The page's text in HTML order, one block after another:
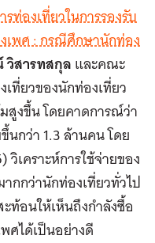
ท่องเที่ยวในการรองรับ
เพศ : กรณีศึกษานักท่อง
วิสารทสกุลและคณะ
ที่ยวของนักท่องเที่ยว
สูงขึ้น โดยคาดการณ์ว่า
กว่า 1.3 ล้านคน โดย
เคราะห์การใช้จ่ายของ
กกว่านักท่องเที่ยวทั่วไป
ท้อนให้เห็นถึงกำลังซื้อ
ศได้เป็นอย่างดี